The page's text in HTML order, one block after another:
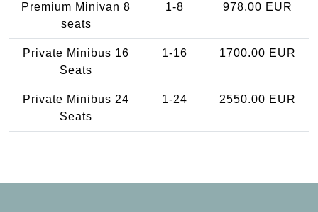
Premium Minivan 8
seats
1-8 978.00 EUR
Private Minibus 16
Seats
1-16 1700.00 EUR
Private Minibus 24
Seats
1-24 2550.00 EUR